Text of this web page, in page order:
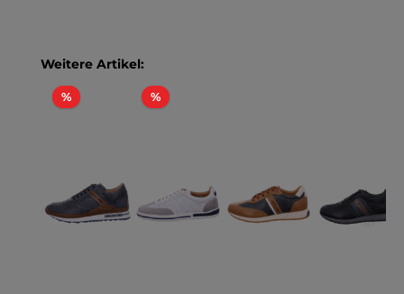
Produktgalerie überspringen
Weitere Artikel:
%Rabatt %Rabatt